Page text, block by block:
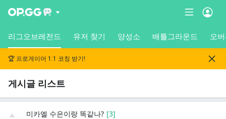
리그오브레전드 유저 찾기 양성소 배틀그라운드 오
🏆 프로게이머 1:1 코칭 받기!
게시글 리스트
미카엘 수은이랑 똑같나? [3]